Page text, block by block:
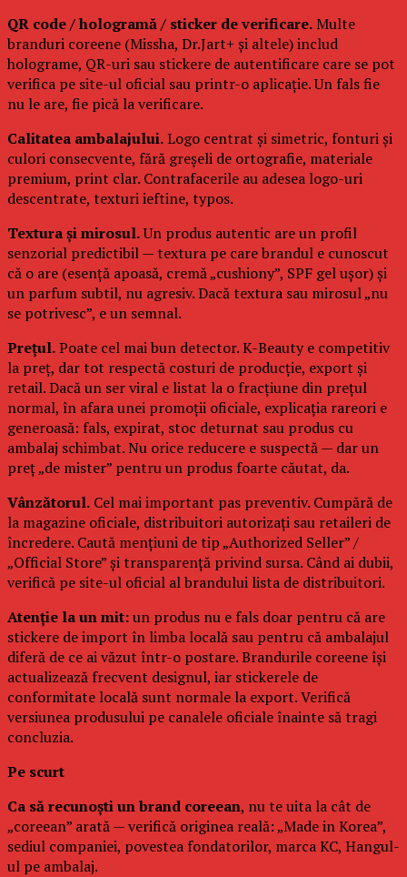
QR code / hologramă / sticker de verificare.Multe
branduri coreene (Missha, Dr.Jart+ și altele) includ
holograme, QR-uri sau stickere de autentificare care se pot
verifica pe site-ul oficial sau printr-o aplicație. Un fals fie
nu le are, fie pică la verificare.
Calitatea ambalajului.Logo centrat și simetric, fonturi și
culori consecvente, fără greșeli de ortografie, materiale
premium, print clar. Contrafacerile au adesea logo-uri
descentrate, texturi ieftine, typos.
Textura și mirosul.Un produs autentic are un profil
senzorial predictibil — textura pe care brandul e cunoscut
că o are (esență apoasă, cremă „cushiony”, SPF gel ușor) și
un parfum subtil, nu agresiv. Dacă textura sau mirosul „nu
se potrivesc”, e un semnal.
Prețul.Poate cel mai bun detector. K-Beauty e competitiv
la preț, dar tot respectă costuri de producție, export și
retail. Dacă un ser viral e listat la o fracțiune din prețul
normal, în afara unei promoții oficiale, explicația rareori e
generoasă: fals, expirat, stoc deturnat sau produs cu
ambalaj schimbat. Nu orice reducere e suspectă — dar un
preț „de mister” pentru un produs foarte căutat, da.
Vânzătorul. Cel mai important pas preventiv. Cumpără de
la magazine oficiale, distribuitori autorizați sau retaileri de
încredere. Caută mențiuni de tip „Authorized Seller” /
„Official Store” și transparență privind sursa. Când ai dubii,
verifică pe site-ul oficial al brandului lista de distribuitori.
Atenție la un mit:un produs nu e fals doar pentru că are
stickere de import în limba locală sau pentru că ambalajul
diferă de ce ai văzut într-o postare. Brandurile coreene își
actualizează frecvent designul, iar stickerele de
conformitate locală sunt normale la export. Verifică
versiunea produsului pe canalele oficiale înainte să tragi
concluzia.
Pe scurt
Ca să recunoști un brand coreean, nu te uita la cât de
„coreean” arată — verifică originea reală: „Made in Korea”,
sediul companiei, povestea fondatorilor, marca KC, Hangul-
ul pe ambalaj.